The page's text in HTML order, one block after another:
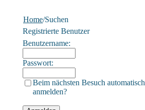
Home/Suchen
Registrierte Benutzer
Benutzername:
Passwort:
Beim nächsten Besuch automatisch
anmelden?